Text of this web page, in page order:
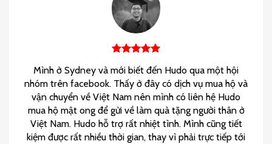
Mình ở Sydney và mới biết đến Hudo qua một hội
nhóm trên facebook. Thấy ở đây có dịch vụ mua hộ và
vận chuyển về Việt Nam nên mình có liên hệ Hudo
mua hộ mật ong để gửi về làm quà tặng người thân ở
Việt Nam. Hudo hỗ trợ rất nhiệt tình. Mình cũng tiết
kiệm được rất nhiều thời gian, thay vì phải trực tiếp tới